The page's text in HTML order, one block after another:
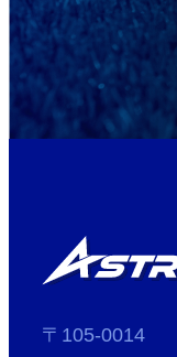
〒105-0014